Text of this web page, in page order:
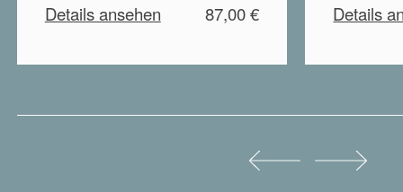
Details ansehen 87,00 € Details